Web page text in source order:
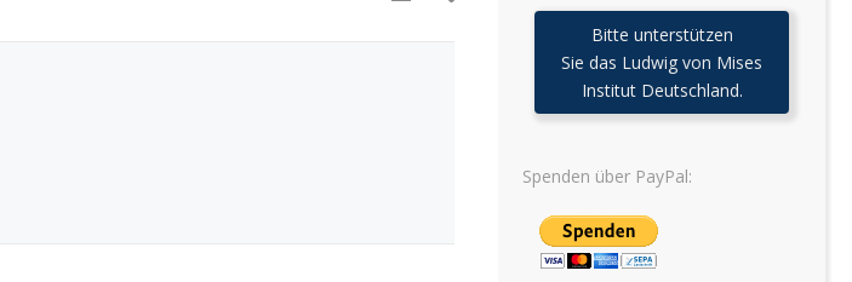
Bitte unterstützen
Sie das Ludwig von Mises
Institut Deutschland.
Spenden über PayPal: